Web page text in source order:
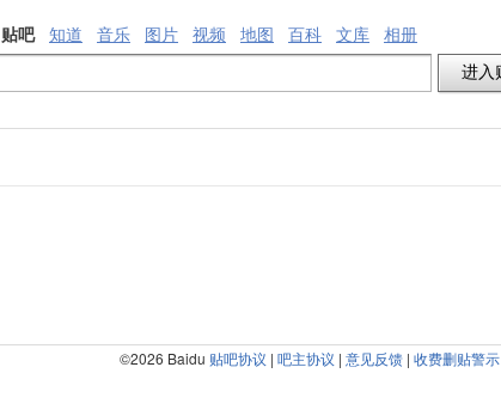
贴吧 知道 音乐 图片 视频 地图 百科 文库 相册
©2026 Baidu 贴吧协议 | 吧主协议 | 意见反馈 | 收费删贴警示